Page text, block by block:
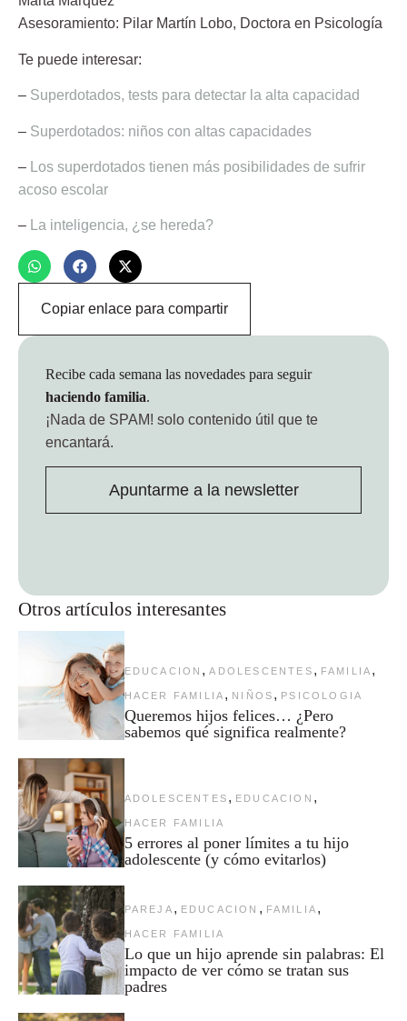
Asesoramiento: Pilar Martín Lobo, Doctora en Psicología
Te puede interesar:
– Superdotados, tests para detectar la alta capacidad
– Superdotados: niños con altas capacidades
–
Los superdotados tienen más posibilidades de sufrir
acoso escolar
– La inteligencia, ¿se hereda?
Copiar enlace para compartir
Otros artículos interesantes
EDUCACION , ADOLESCENTES , FAMILIA ,
HACER FAMILIA , NIÑOS , PSICOLOGIA
Queremos hijos felices… ¿Pero
sabemos qué significa realmente?
ADOLESCENTES , EDUCACION ,
HACER FAMILIA
5 errores al poner límites a tu hijo
adolescente (y cómo evitarlos)
PAREJA , EDUCACION , FAMILIA ,
HACER FAMILIA
Lo que un hijo aprende sin palabras: El
impacto de ver cómo se tratan sus
padres
Recibe cada semana las novedades para seguir
haciendo familia.
¡Nada de SPAM! solo contenido útil que te
encantará.
Apuntarme a la newsletter